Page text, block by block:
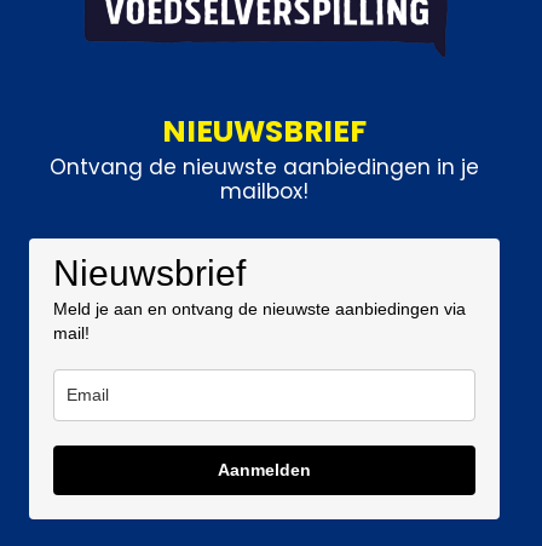
NIEUWSBRIEF
Ontvang de nieuwste aanbiedingen in je
mailbox!
Nieuwsbrief
Meld je aan en ontvang de nieuwste aanbiedingen via
mail!
Aanmelden